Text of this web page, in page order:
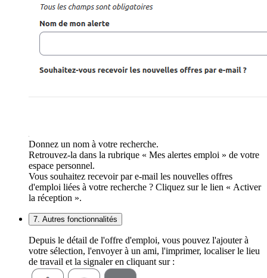
Donnez un nom à votre recherche.
Retrouvez-la dans la rubrique « Mes alertes emploi » de votre
espace personnel.
Vous souhaitez recevoir par e-mail les nouvelles offres
d'emploi liées à votre recherche ? Cliquez sur le lien « Activer
la réception ».
7. Autres fonctionnalités
Depuis le détail de l'offre d'emploi, vous pouvez l'ajouter à
votre sélection, l'envoyer à un ami, l'imprimer, localiser le lieu
de travail et la signaler en cliquant sur :